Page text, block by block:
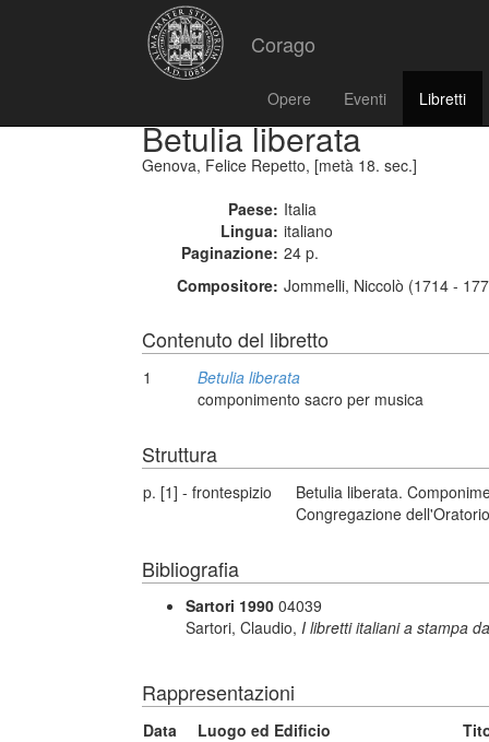
Corago
Opere Eventi Libretti
Betulia liberata
Genova, Felice Repetto, [metà 18. sec.]
Paese: Italia
Lingua: italiano
Paginazione: 24 p.
Compositore: Jommelli, Niccolò (1714 -
Contenuto del libretto
1
Betulia liberata
componimento sacro per musica
Struttura
p. [1] - frontespizio
Betulia liberata.
Congregazione
Bibliografia
Sartori 1990 04039
Sartori, Claudio, I libretti italiani a stampa
Rappresentazioni
Data Luogo ed Edificio